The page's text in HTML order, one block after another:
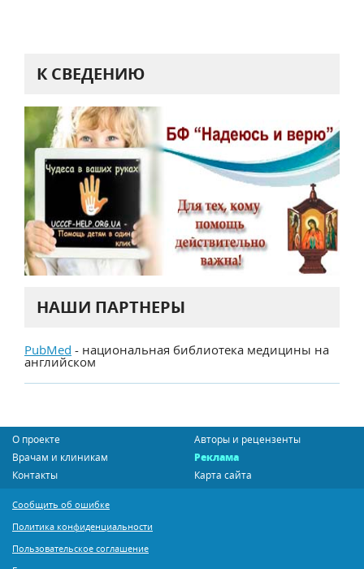
К СВЕДЕНИЮ
НАШИ ПАРТНЕРЫ
PubMed - национальная библиотека медицины на
английском
О проекте
Авторы и рецензенты
Врачам и клиникам
Реклама
Контакты
Карта сайта
Сообщить об ошибке
Политика конфиденциальности
Пользовательское соглашение